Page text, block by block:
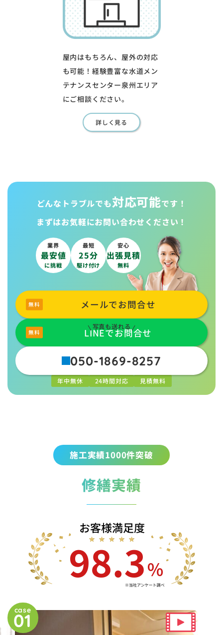
屋内はもちろん、屋外の対応
も可能！経験豊富な水道メン
テナンスセンター泉州エリア
にご相談ください。
詳しく見る
どんなトラブルでも対応可能です！
まずはお気軽にお問い合わせください！
業界
最安値
に挑戦
最短
25分
駆け付け
安心
出張見積
無料
メールでお問合せ
写真も送れる
LINEでお問合せ
050-1869-8257
年中無休 24時間対応 見積無料
施工実績1000件突破
修繕実績
case
01